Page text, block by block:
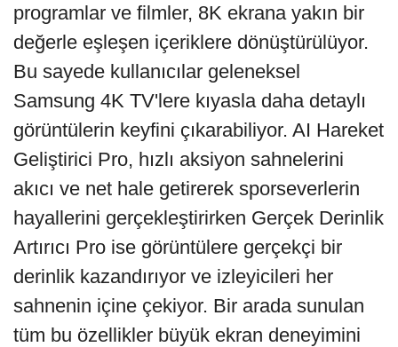
programlar ve filmler, 8K ekrana yakın bir
değerle eşleşen içeriklere dönüştürülüyor.
Bu sayede kullanıcılar geleneksel
Samsung 4K TV'lere kıyasla daha detaylı
görüntülerin keyfini çıkarabiliyor. AI Hareket
Geliştirici Pro, hızlı aksiyon sahnelerini
akıcı ve net hale getirerek sporseverlerin
hayallerini gerçekleştirirken Gerçek Derinlik
Artırıcı Pro ise görüntülere gerçekçi bir
derinlik kazandırıyor ve izleyicileri her
sahnenin içine çekiyor. Bir arada sunulan
tüm bu özellikler büyük ekran deneyimini